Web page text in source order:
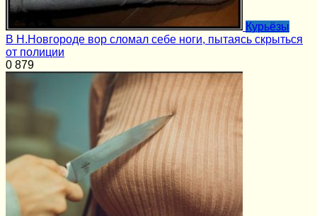
Курьёзы
В Н.Новгороде вор сломал себе ноги, пытаясь скрыться
от полиции
0 879